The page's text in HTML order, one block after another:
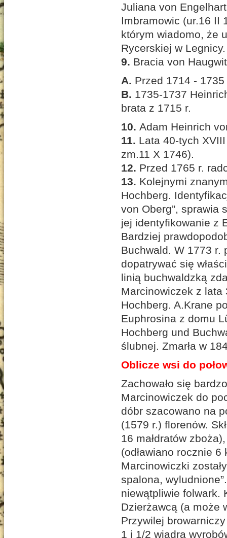
Juliana von
Imbramowic (ur.16 II
którym wiadomo, że
Rycerskiej w Legnicy.
9. Bracia von
A. Przed 1714 -
B. 1735-1737
brata z 1715 r.
10. Adam Heinrich
11. Lata 40-tych
zm.11 X 1746).
12. Przed 1765 r.
13. Kolejnymi
Hochberg.
von Oberg”, sprawia
jej identyfikowanie z
Bardziej
Buchwald. W 1773 r.
dopatrywać się
linią buchwaldzką
Marcinowiczek z lata
Hochberg. A.Krane
Euphrosina z domu
Hochberg und
ślubnej. Zmarła w
Oblicze wsi do
Zachowało się
Marcinowiczek do
dóbr szacowano na
(1579 r.) florenów.
16 małdratów
(odławiano rocznie
Marcinowiczki
spalona,
niewątpliwie folwark.
Dzierżawcą (a może
Przywilej
1 i 1/2 wiadra